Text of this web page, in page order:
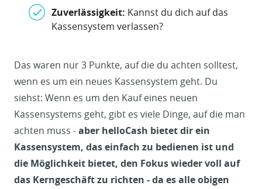
Zuverlässigkeit: Kannst du dich auf das
Kassensystem verlassen?
Das waren nur 3 Punkte, auf die du achten solltest,
wenn es um ein neues Kassensystem geht. Du
siehst: Wenn es um den Kauf eines neuen
Kassensystems geht, gibt es viele Dinge, auf die man
achten muss -aber helloCash bietet dir ein
Kassensystem, das einfach zu bedienen ist und
die Möglichkeit bietet, den Fokus wieder voll auf
das Kerngeschäft zu richten - da es alle obigen